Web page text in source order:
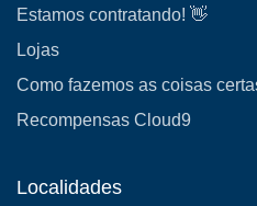
Estamos contratando! 👋
Lojas
Como fazemos as coisas
Recompensas Cloud9
Localidades